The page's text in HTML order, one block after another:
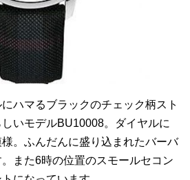
ハマるブラックのチェック柄スト
いモデルBU10008。ダイヤルに
。ふんだんに盛り込まれたバーバ
また6時の位置のスモールセコン